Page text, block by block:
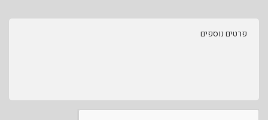
פרטים נוספים